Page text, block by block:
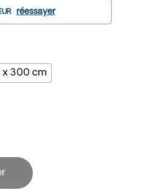
réessayer
x 300 cm